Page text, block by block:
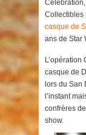
Collectibles
casque de
ans de Star
casque de
lors du San
l’instant
confrères de
show.